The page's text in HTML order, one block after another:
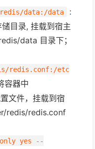
data:/data
:
目录, 挂载到宿主
data 目录下；
redis.conf:/etc
容器中
文件，挂载到宿
redis/redis.conf
yes --